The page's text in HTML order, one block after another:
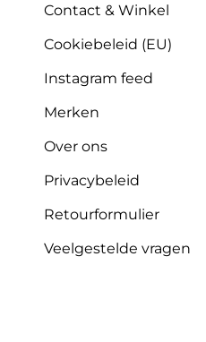
Contact & Winkel
Cookiebeleid (EU)
Instagram feed
Merken
Over ons
Privacybeleid
Retourformulier
Veelgestelde vragen